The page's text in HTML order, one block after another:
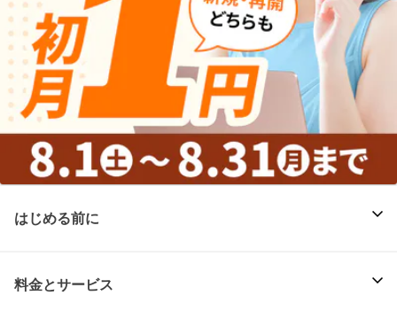
はじめる前に
料金とサービス